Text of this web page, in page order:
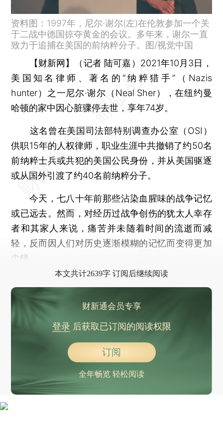
资料图：1997年，尼尔·谢尔(左)在伦敦参加一个关
于二战中德国掠夺黄金的会议。多年来，谢尔一直
致力于追捕在美国的前纳粹分子。图/视觉中国
【财新网】（记者 陆可嘉） 2021年10月3日，
美国知名律师、著名的“纳粹猎手”（Nazis
hunter）之一尼尔·谢尔（Neal Sher），在纽约曼
哈顿的家中因心脏骤停去世，享年74岁。
这名曾在美国司法部特别调查办公室（OSI）
供职15年的人权律师，职业生涯中共撤销了约50名
前纳粹士兵或共犯的美国公民身份，并从美国驱逐
或从国外引渡了约40名前纳粹分子。
今天，七八十年前那些沾染血腥味的战争记忆
或已远去。然而，对经历过战争创伤的犹太人幸存
者和其家人来说，痛苦并未随着时间的流逝而减
轻，反而因人们对历史逐渐模糊的记忆而变得更加
尖锐。
本文共计2639字 订阅后继续阅读
财新通会员专享
登录后获取已订阅的阅读权限
订阅
全年畅览 轻松阅读